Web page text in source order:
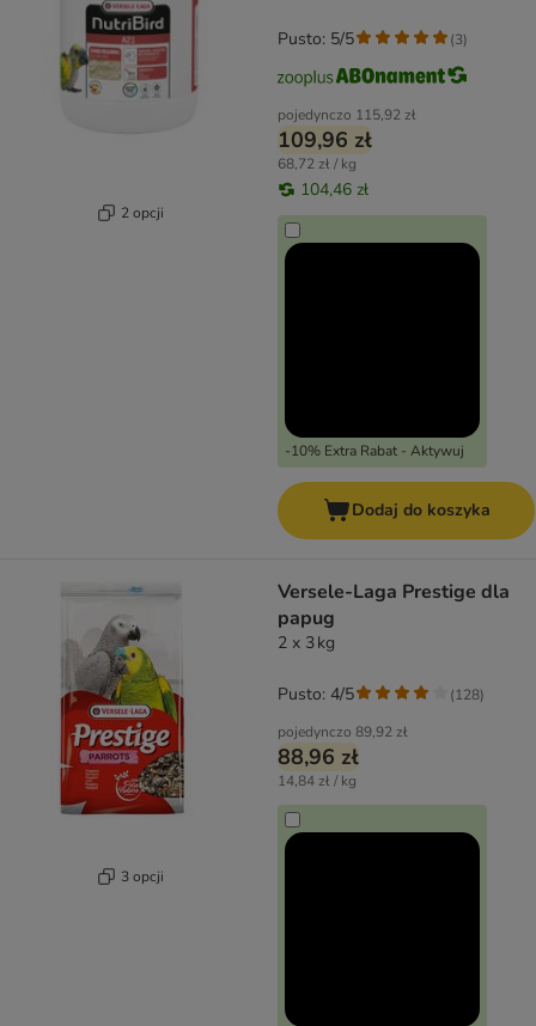
2 opcji
pojedynczo 115,92 zł
109,96 zł
68,72 zł / kg
104,46 zł
-10% Extra Rabat - Aktywuj
Pusto: 5/5 (3)
Dodaj do koszyka
3 opcji
Versele-Laga Prestige dla
papug
2 x 3 kg
pojedynczo 89,92 zł
88,96 zł
14,84 zł / kg
Pusto: 4/5 (128)